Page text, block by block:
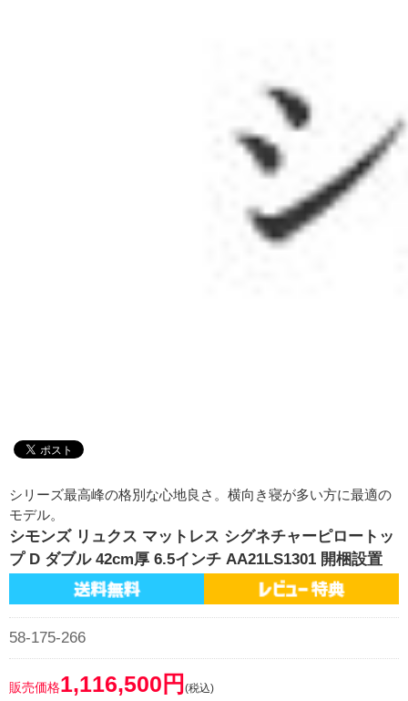
シリーズ最高峰の格別な心地良さ。横向き寝が多い方に最適の
モデル。
シモンズ リュクス マットレス シグネチャーピロートッ
プ D ダブル 42cm厚 6.5インチ AA21LS1301 開梱設置
58-175-266
販売価格1,116,500円 (税込)